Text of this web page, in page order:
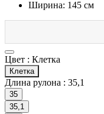
Ширина: 145 см
Цвет : Клетка
Клетка
Длина рулона : 35,1
35
35,1